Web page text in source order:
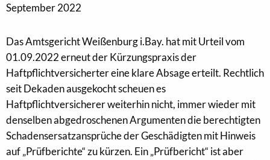
September 2022
Das Amtsgericht Weißenburg i.Bay. hat mit Urteil vom
01.09.2022 erneut der Kürzungspraxis der
Haftpflichtversicherter eine klare Absage erteilt. Rechtlich
seit Dekaden ausgekocht scheuen es
Haftpflichtversicherer weiterhin nicht, immer wieder mit
denselben abgedroschenen Argumenten die berechtigten
Schadensersatzansprüche der Geschädigten mit Hinweis
auf „Prüfberichte“ zu kürzen. Ein „Prüfbericht“ ist aber